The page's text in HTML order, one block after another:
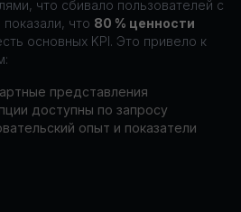
что сбивало пользователей с
что 80 % ценности
основных KPI. Это привело к
представления
доступны по запросу
опыт и показатели